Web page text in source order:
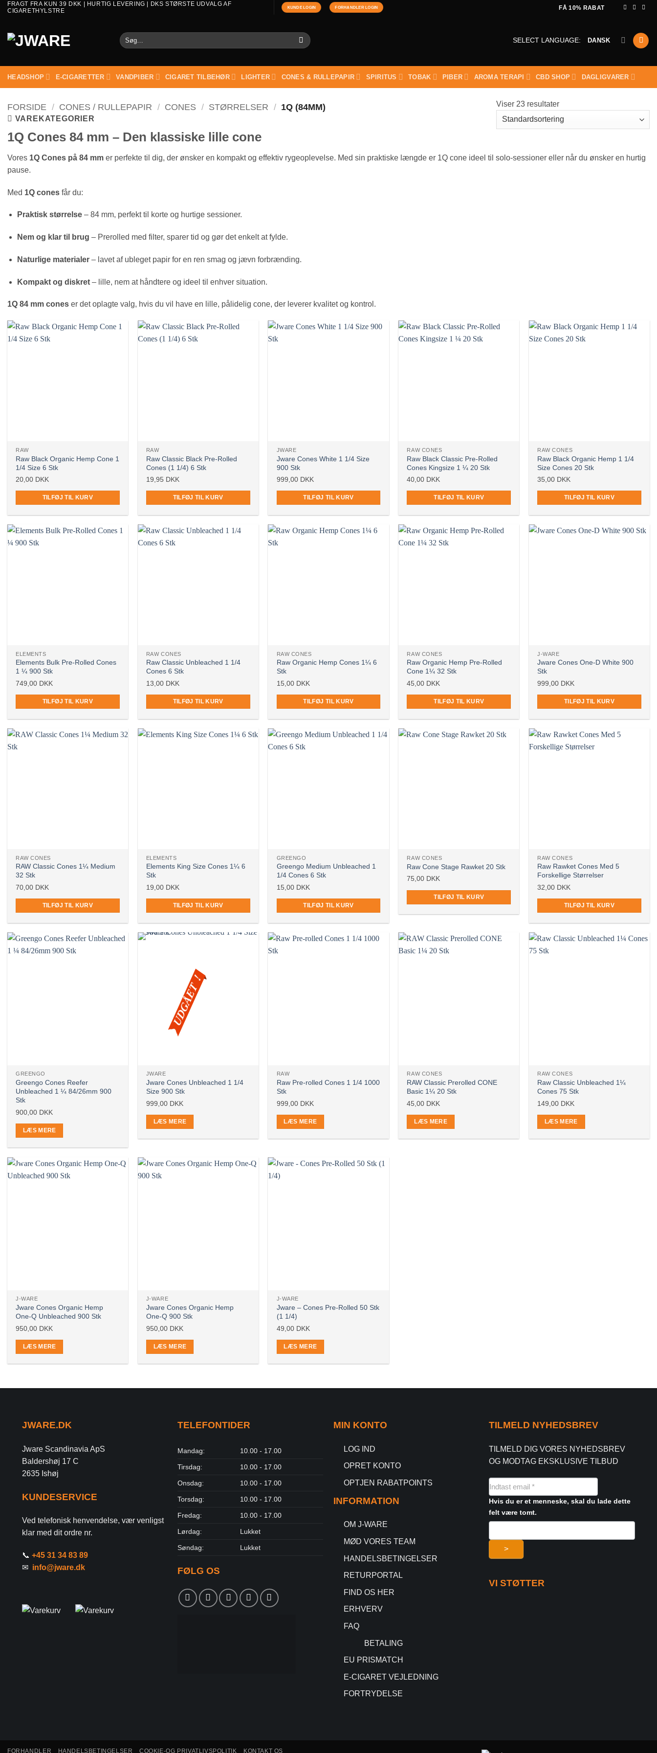
FRAGT FRA KUN 39 DKK | HURTIG LEVERING | DKS STØRSTE UDVALG AF
CIGARETHYLSTRE
KUNDE LOGIN FORHANDLER LOGIN FÅ 10% RABAT
Søg
efter:
SELECT LANGUAGE: DANSK
HEADSHOP E-CIGARETTER VANDPIBER CIGARET TILBEHØR LIGHTER CONES & RULLEPAPIR SPIRITUS TOBAK PIBER AROMA TERAPI CBD SHOP DAGLIGVARER
FORSIDE / CONES / RULLEPAPIR / CONES / STØRRELSER / 1Q (84MM)
VAREKATEGORIER
Viser 23 resultater
1Q Cones 84 mm – Den klassiske lille cone
Vores 1Q Cones på 84 mm er perfekte til dig, der ønsker en kompakt og effektiv rygeoplevelse. Med sin praktiske længde er 1Q cone ideel til solo-sessioner eller når du ønsker en hurtig
pause.
Med 1Q cones får du:
Praktisk størrelse – 84 mm, perfekt til korte og hurtige sessioner.
Nem og klar til brug – Prerolled med filter, sparer tid og gør det enkelt at fylde.
Naturlige materialer – lavet af ubleget papir for en ren smag og jævn forbrænding.
Kompakt og diskret – lille, nem at håndtere og ideel til enhver situation.
1Q 84 mm cones er det oplagte valg, hvis du vil have en lille, pålidelig cone, der leverer kvalitet og kontrol.
RAW
Raw Black Organic Hemp Cone 1
1/4 Size 6 Stk
20,00 DKK
TILFØJ TIL KURV
RAW
Raw Classic Black Pre-Rolled
Cones (1 1/4) 6 Stk
19,95 DKK
TILFØJ TIL KURV
JWARE
Jware Cones White 1 1/4 Size
900 Stk
999,00 DKK
TILFØJ TIL KURV
RAW CONES
Raw Black Classic Pre-Rolled
Cones Kingsize 1 ¼ 20 Stk
40,00 DKK
TILFØJ TIL KURV
RAW CONES
Raw Black Organic Hemp 1 1/4
Size Cones 20 Stk
35,00 DKK
TILFØJ TIL KURV
ELEMENTS
Elements Bulk Pre-Rolled Cones
1 ¼ 900 Stk
749,00 DKK
TILFØJ TIL KURV
RAW CONES
Raw Classic Unbleached 1 1/4
Cones 6 Stk
13,00 DKK
TILFØJ TIL KURV
RAW CONES
Raw Organic Hemp Cones 1¼ 6
Stk
15,00 DKK
TILFØJ TIL KURV
RAW CONES
Raw Organic Hemp Pre-Rolled
Cone 1¼ 32 Stk
45,00 DKK
TILFØJ TIL KURV
J-WARE
Jware Cones One-D White 900
Stk
999,00 DKK
TILFØJ TIL KURV
RAW CONES
RAW Classic Cones 1¼ Medium
32 Stk
70,00 DKK
TILFØJ TIL KURV
ELEMENTS
Elements King Size Cones 1¼ 6
Stk
19,00 DKK
TILFØJ TIL KURV
GREENGO
Greengo Medium Unbleached 1
1/4 Cones 6 Stk
15,00 DKK
TILFØJ TIL KURV
RAW CONES
Raw Cone Stage Rawket 20 Stk
75,00 DKK
TILFØJ TIL KURV
RAW CONES
Raw Rawket Cones Med 5
Forskellige Størrelser
32,00 DKK
TILFØJ TIL KURV
GREENGO
Greengo Cones Reefer
Unbleached 1 ¼ 84/26mm 900
Stk
900,00 DKK
LÆS MERE
UDGÅET !
JWARE
Jware Cones Unbleached 1 1/4
Size 900 Stk
999,00 DKK
LÆS MERE
RAW
Raw Pre-rolled Cones 1 1/4 1000
Stk
999,00 DKK
LÆS MERE
RAW CONES
RAW Classic Prerolled CONE
Basic 1¼ 20 Stk
45,00 DKK
LÆS MERE
RAW CONES
Raw Classic Unbleached 1¼
Cones 75 Stk
149,00 DKK
LÆS MERE
J-WARE
Jware Cones Organic Hemp
One-Q Unbleached 900 Stk
950,00 DKK
LÆS MERE
J-WARE
Jware Cones Organic Hemp
One-Q 900 Stk
950,00 DKK
LÆS MERE
J-WARE
Jware – Cones Pre-Rolled 50 Stk
(1 1/4)
49,00 DKK
LÆS MERE
JWARE.DK
Jware Scandinavia ApS
Baldershøj 17 C
2635 Ishøj
KUNDESERVICE
Ved telefonisk henvendelse, vær venligst
klar med dit ordre nr.
📞 +45 31 34 83 89
✉ info@jware.dk
TELEFONTIDER
Mandag: 10.00 - 17.00
Tirsdag: 10.00 - 17.00
Onsdag: 10.00 - 17.00
Torsdag: 10.00 - 17.00
Fredag: 10.00 - 17.00
Lørdag: Lukket
Søndag: Lukket
FØLG OS
MIN KONTO
LOG IND
OPRET KONTO
OPTJEN RABATPOINTS
INFORMATION
OM J-WARE
MØD VORES TEAM
HANDELSBETINGELSER
RETURPORTAL
FIND OS HER
ERHVERV
FAQ
BETALING
EU PRISMATCH
E-CIGARET VEJLEDNING
FORTRYDELSE
TILMELD NYHEDSBREV
TILMELD DIG VORES NYHEDSBREV
OG MODTAG EKSKLUSIVE TILBUD
NYHEDSMAIL
FORMULAR
Hvis du er et menneske, skal du lade dette
felt være tomt.
>
VI STØTTER
FORHANDLER HANDELSBETINGELSER COOKIE-OG PRIVATLIVSPOLITIK KONTAKT OS